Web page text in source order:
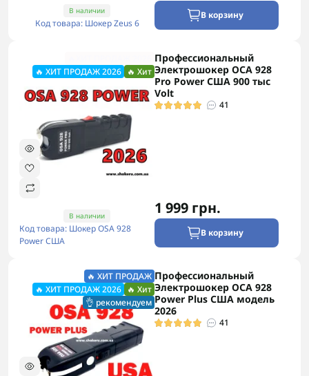
В наличии
Код товара: Шокер Zeus 6
В корзину
🔥 ХИТ ПРОДАЖ 2026 🔥 Хит
В наличии
Код товара: Шокер OSA 928
Power США
Профессиональный
Электрошокер ОСА 928
Pro Power США 900 тыс
Volt
41
1 999 грн.
В корзину
🔥 ХИТ ПРОДАЖ
🔥 ХИТ ПРОДАЖ 2026 🔥 Хит
👌 рекомендуем
Профессиональный
Электрошокер ОСА 928
Power Plus США модель
2026
41